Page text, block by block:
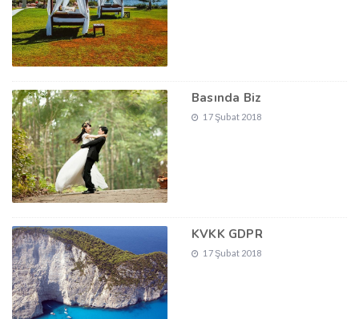
Basında Biz
17 Şubat 2018
KVKK GDPR
17 Şubat 2018